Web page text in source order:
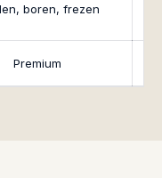
boren, frezen
Premium